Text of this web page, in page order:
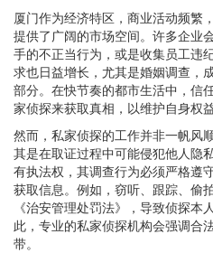
厦门作为经济特区，商业活动频繁
提供了广阔的市场空间。许多企业
手的不正当行为，或是收集员工违
求也日益增长，尤其是婚姻调查，
部分。在快节奏的都市生活中，信
家侦探来获取真相，以维护自身权益
然而，私家侦探的工作并非一帆风
其是在取证过程中可能侵犯他人隐
有执法权，其调查行为必须严格遵
获取信息。例如，窃听、跟踪、偷
《治安管理处罚法》，导致侦探本
此，专业的私家侦探机构会强调合
带。